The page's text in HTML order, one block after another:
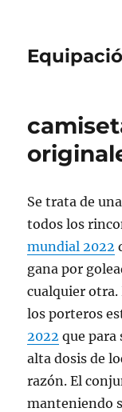
Se trata de
todos los
mundial 2022
gana por
cualquier otra.
los porteros
2022 que para
alta dosis de
razón. El
manteniendo